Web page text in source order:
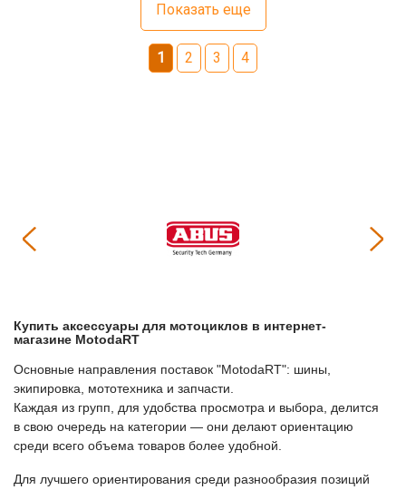
Показать еще
1 2 3 4
Купить Аксессуары для мотоциклов в интернет-
магазине МоtodaRT
Основные направления поставок "МоtodaRT": шины,
экипировка, мототехника и запчасти.
Каждая из групп, для удобства просмотра и выбора, делится
в свою очередь на категории — они делают ориентацию
среди всего объема товаров более удобной.
Для лучшего ориентирования среди разнообразия позиций